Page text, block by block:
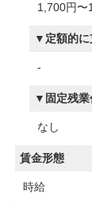
1,700円〜
定額的
-
固定残業
なし
賃金形態
時給